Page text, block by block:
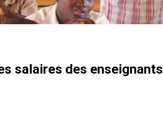
salaires des enseignants